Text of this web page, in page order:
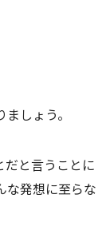
しょう。
だと言うことに
な発想に至らな